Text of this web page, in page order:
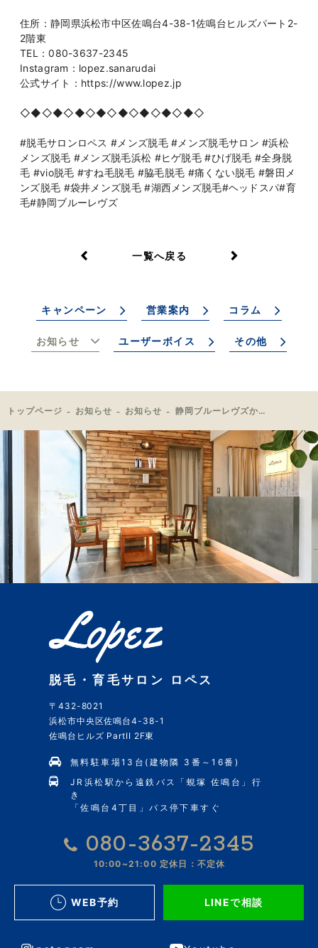
住所：静岡県浜松市中区佐鳴台4-38-1佐鳴台ヒルズパート2-
2階東
TEL：080-3637-2345
Instagram：lopez.sanarudai
公式サイト：https://www.lopez.jp
◇◆◇◆◇◆◇◆◇◆◇◆◇◆◇◆◇
#脱毛サロンロペス #メンズ脱毛 #メンズ脱毛サロン #浜松
メンズ脱毛 #メンズ脱毛浜松 #ヒゲ脱毛 #ひげ脱毛 #全身脱
毛 #vio脱毛 #すね毛脱毛 #脇毛脱毛 #痛くない脱毛 #磐田メ
ンズ脱毛 #袋井メンズ脱毛 #湖西メンズ脱毛#ヘッドスパ#育
毛#静岡ブルーレヴズ
一覧へ戻る
キャンペーン 営業案内 コラム
お知らせ ユーザーボイス その他
トップページ お知らせ お知らせ 静岡ブルーレヴズから畠澤選手ご来店！
脱毛・育毛サロン ロペス
〒432-8021
浜松市中央区佐鳴台4-38-1
佐鳴台ヒルズ PartII 2F東
無料駐車場13台(建物隣 3番～16番)
JR浜松駅から遠鉄バス「蜆塚 佐鳴台」行
き
「佐鳴台4丁目」バス停下車すぐ
080-3637-2345
10:00~21:00 定休日：不定休
WEB予約 LINEで相談